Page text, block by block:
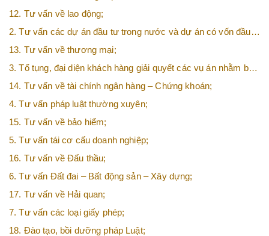
quan tới doanh nghiệp;
12. Tư vấn về lao động;
2. Tư vấn các dự án đầu tư trong nước và dự án có vốn đầu
tư nước ngoài (FDI);
13. Tư vấn về thương mại;
3. Tố tụng, đại diện khách hàng giải quyết các vụ án nhằm bảo
vệ tối đa các quyền và lợi ích của khách hàng;
14. Tư vấn về tài chính ngân hàng – Chứng khoán;
4. Tư vấn pháp luật thường xuyên;
15. Tư vấn về bảo hiểm;
5. Tư vấn tái cơ cấu doanh nghiệp;
16. Tư vấn về Đấu thầu;
6. Tư vấn Đất đai – Bất động sản – Xây dựng;
17. Tư vấn về Hải quan;
7. Tư vấn các loại giấy phép;
18. Đào tạo, bồi dưỡng pháp Luật;